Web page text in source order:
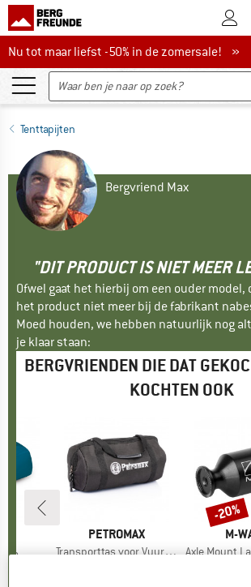
De
Nu tot maar liefst -50% in de zomersale!
Nu tot maar liefst -50% in de zomersale! »
Tenttapijten
Bergvriend Max
"DIT PRODUCT IS NIET MEER
Ofwel gaat het hierbij om een ouder
het product niet meer bij de fabrikant
Moed houden, we hebben natuurlijk nog
je klaar staan:
BERGVRIENDEN DIE DAT
KOCHTEN OOK
2
MERK
PETROMAX
Artikel
Transporttas voor Vuurketel
M-
Artikel
Axle Mount
Korting
-20%